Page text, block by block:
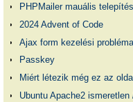
PHPMailer mauális
2024 Advent of Code
Ajax form kezelési
Passkey
Miért létezik még ez az
Ubuntu Apache2